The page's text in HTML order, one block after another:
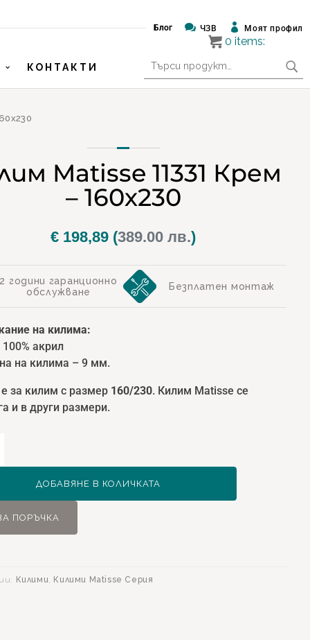
Блог  ЧЗВ  Моят профил
КОНТАКТИ
за:
Matisse 11331 Крем
– 160х230
€ 198,89 (389.00 лв.)
2 години гаранционно
обслужване
Безплатен монтаж
на килима:
акрил
на килима – 9 мм.
за килим с размер 160/230. Килим Matisse се
и в други размери.
ДОБАВЯНЕ В КОЛИЧКАТА
ПОРЪЧКА
Килими Килими Matisse Серия
0 items: